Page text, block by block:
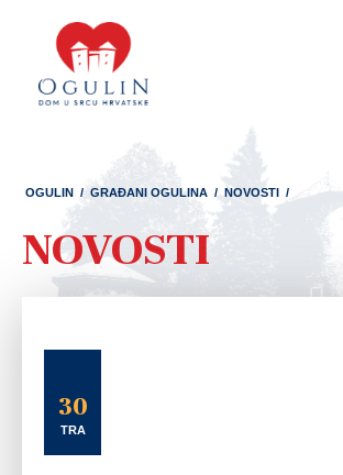
OGULIN / GRAĐANI OGULINA / NOVOSTI /
NOVOSTI
30
TRA